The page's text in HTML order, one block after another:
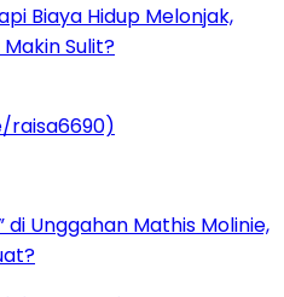
Biaya Hidup Melonjak,
Sulit?
di Unggahan Mathis Molinie,